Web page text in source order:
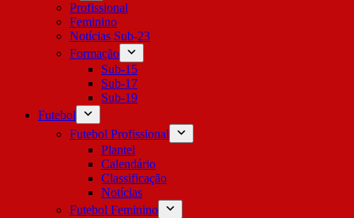
Profissional
Feminino
Notícias Sub-23
Formação
Sub-15
Sub-17
Sub-19
Futebol
Futebol Profissional
Plantel
Calendário
Classificação
Notícias
Futebol Feminino